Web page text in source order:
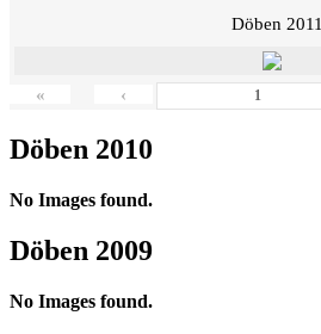
Döben 2011
« ‹
Döben 2010
No Images found.
Döben 2009
No Images found.